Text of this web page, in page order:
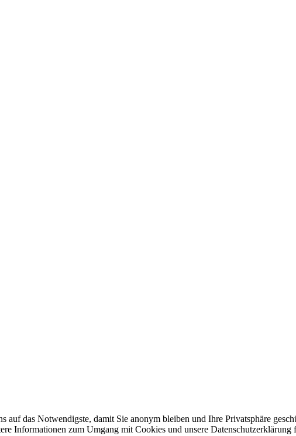
auf das Notwendigste, damit Sie anonym bleiben und Ihre Privatsphäre
Informationen zum Umgang mit Cookies und unsere Datenschutzerklärung